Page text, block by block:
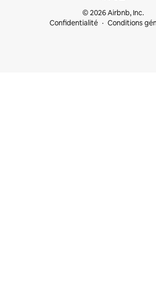
© 2026 Airbnb, Inc.
Confidentialité
Conditions